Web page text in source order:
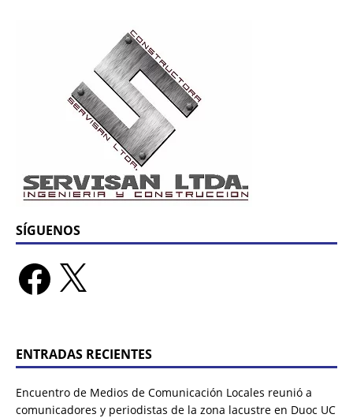
SÍGUENOS
ENTRADAS RECIENTES
Encuentro de Medios de Comunicación Locales reunió a
comunicadores y periodistas de la zona lacustre en Duoc UC